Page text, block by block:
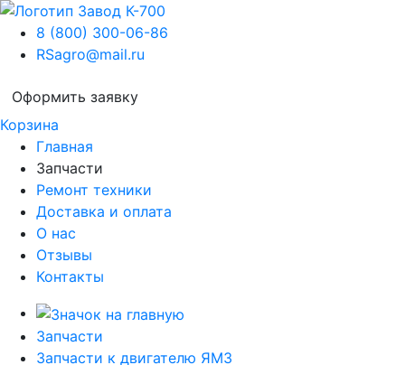
8 (800) 300-06-86
RSagro@mail.ru
Оформить заявку
Корзина
Главная
Запчасти
Ремонт техники
Доставка и оплата
О нас
Отзывы
Контакты
Запчасти
Запчасти к двигателю ЯМЗ